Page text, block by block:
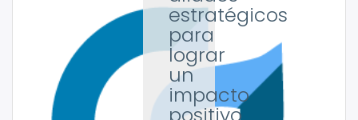
estratégicos
para
lograr
un
impacto